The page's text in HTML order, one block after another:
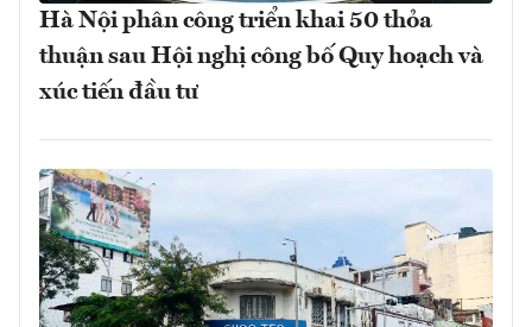
Hà Nội phân công triển khai 50 thỏa
thuận sau Hội nghị công bố Quy hoạch và
xúc tiến đầu tư